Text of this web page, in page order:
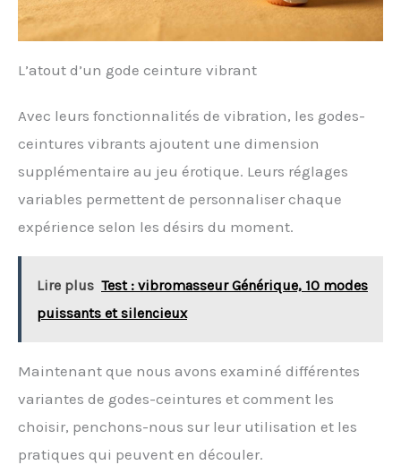
L’atout d’un gode ceinture vibrant
Avec leurs fonctionnalités de vibration, les godes-
ceintures vibrants ajoutent une dimension
supplémentaire au jeu érotique. Leurs réglages
variables permettent de personnaliser chaque
expérience selon les désirs du moment.
Lire plus Test : vibromasseur Générique, 10 modes
puissants et silencieux
Maintenant que nous avons examiné différentes
variantes de godes-ceintures et comment les
choisir, penchons-nous sur leur utilisation et les
pratiques qui peuvent en découler.